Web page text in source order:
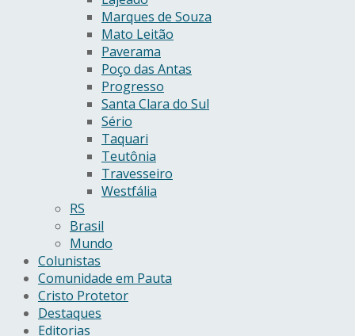
Marques de Souza
Mato Leitão
Paverama
Poço das Antas
Progresso
Santa Clara do Sul
Sério
Taquari
Teutônia
Travesseiro
Westfália
RS
Brasil
Mundo
Colunistas
Comunidade em Pauta
Cristo Protetor
Destaques
Editorias